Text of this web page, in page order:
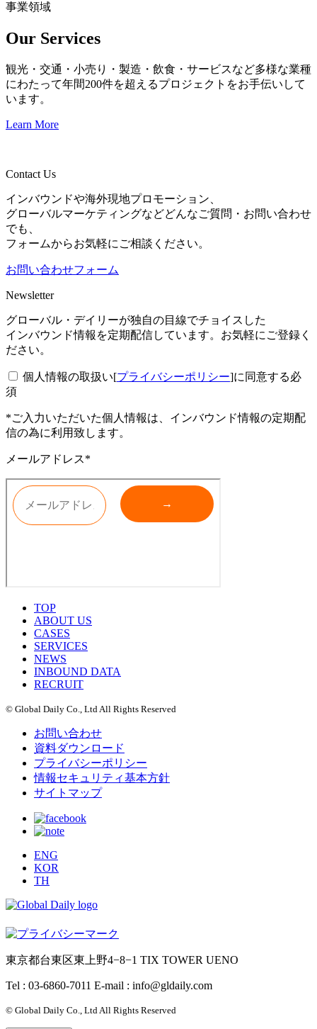
事業領域
Our Services
観光・交通・小売り・製造・飲食・サービスなど多様な業種
にわたって年間200件を超えるプロジェクトをお手伝いして
います。
Learn More
Contact Us
インバウンドや海外現地プロモーション、
グローバルマーケティングなどどんなご質問・お問い合わせ
でも、
フォームからお気軽にご相談ください。
お問い合わせフォーム
Newsletter
グローバル・デイリーが独自の目線でチョイスした
インバウンド情報を定期配信しています。お気軽にご登録く
ださい。
個人情報の取扱い[プライバシーポリシー]に同意する必
須
*ご入力いただいた個人情報は、インバウンド情報の定期配
信の為に利用致します。
メールアドレス*
TOP
ABOUT US
CASES
SERVICES
NEWS
INBOUND DATA
RECRUIT
© Global Daily Co., Ltd All Rights Reserved
お問い合わせ
資料ダウンロード
プライバシーポリシー
情報セキュリティ基本方針
サイトマップ
ENG
KOR
TH
東京都台東区東上野4−8−1 TIX TOWER UENO
Tel : 03-6860-7011 E-mail : info@gldaily.com
© Global Daily Co., Ltd All Rights Reserved